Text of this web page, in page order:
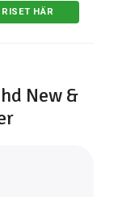
HÄR
New &